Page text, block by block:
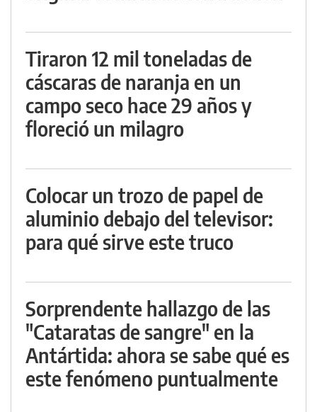
Tiraron 12 mil toneladas de
cáscaras de naranja en un
campo seco hace 29 años y
floreció un milagro
Colocar un trozo de papel de
aluminio debajo del televisor:
para qué sirve este truco
Sorprendente hallazgo de las
"Cataratas de sangre" en la
Antártida: ahora se sabe qué es
este fenómeno puntualmente